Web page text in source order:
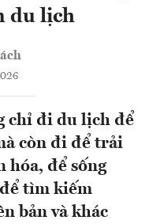
du lịch
chỉ đi du lịch để
còn đi để trải
hóa, để sống
tìm kiếm
bản và khác